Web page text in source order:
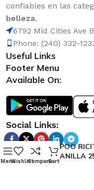
confiables en las
belleza.
6792 Mid Cities Ave
Phone: (240) 332-
Useful Links
Footer Menu
Available On:
Social Links:
SHAMPOO
MANZANILLA
MenuWishlistCompare
0
Cart